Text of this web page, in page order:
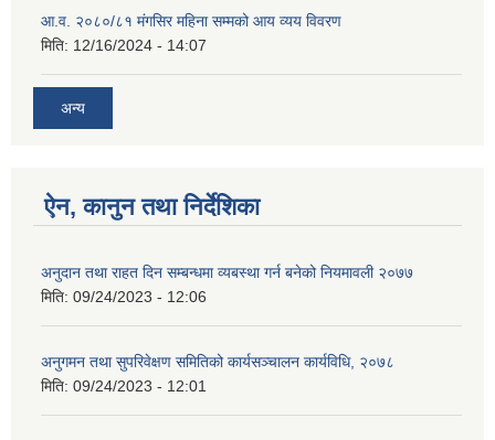
आ.व. २०८०/८१ मंगसिर महिना सम्मको आय व्यय विवरण
मिति: 12/16/2024 - 14:07
अन्य
ऐन, कानुन तथा निर्देशिका
अनुदान तथा राहत दिन सम्बन्धमा व्यबस्था गर्न बनेको नियमावली २०७७
मिति: 09/24/2023 - 12:06
अनुगमन तथा सुपरिवेक्षण समितिको कार्यसञ्चालन कार्यविधि, २०७८
मिति: 09/24/2023 - 12:01